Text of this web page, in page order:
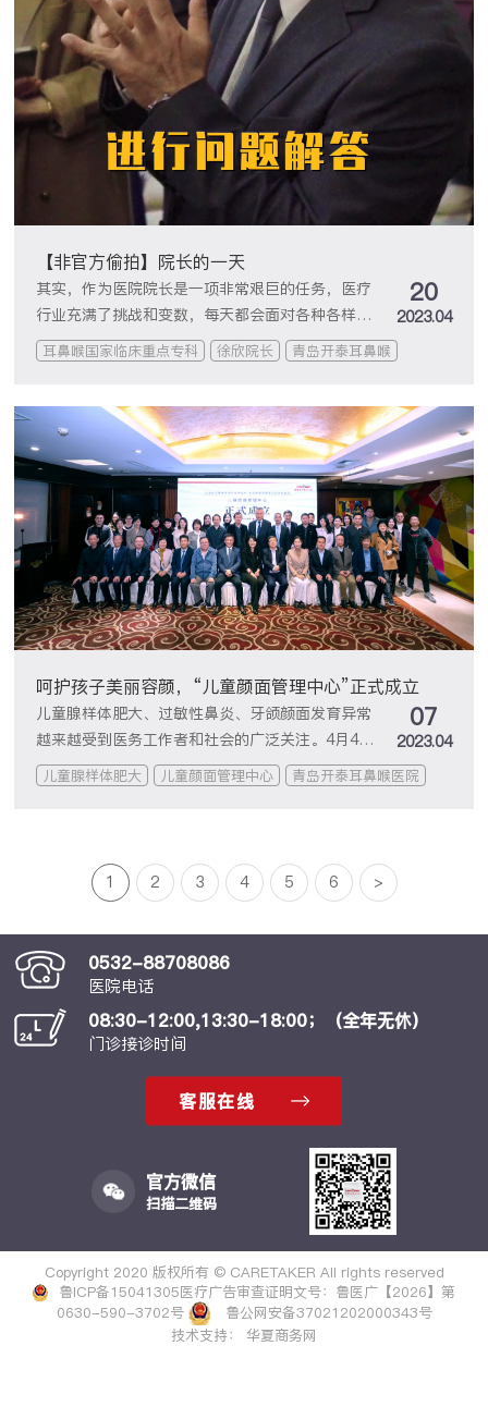
【非官方偷拍】院长的一天
其实，作为医院院长是一项非常艰巨的任务，医疗
行业充满了挑战和变数，每天都会面对各种各样的
紧急情况和突发事件。我们的徐院长就是在这种情
况下日复一日、年复一年不停奔波和努力，确保医
院长录制了Vlog，想不想知道这个“开泰No.1大忙
人”的一天是怎么度过的？
20
2023.04
耳鼻喉国家临床重点专科 徐欣院长 青岛开泰耳鼻喉
呵护孩子美丽容颜，“儿童颜面管理中心”正式成立
儿童腺样体肥大、过敏性鼻炎、牙颌颜面发育异常
越来越受到医务工作者和社会的广泛关注。4月4日
下午，青岛开泰耳鼻喉头颈外科医院、青岛市耳鼻
喉头颈外科研究所联合成立的“儿童颜面管理中
07
2023.04
儿童腺样体肥大 儿童颜面管理中心 青岛开泰耳鼻喉医院
1 2 3 4 5 6 >
0532-88708086
医院电话
08:30-12:00,13:30-18:00；（全年无休）
门诊接诊时间
客服在线
官方微信
扫描二维码
Copyright 2020 版权所有 © CARETAKER All rights reserved
鲁ICP备15041305医疗广告审查证明文号：鲁医广【2026】第
0630-590-3702号
鲁公网安备37021202000343号
技术支持： 华夏商务网